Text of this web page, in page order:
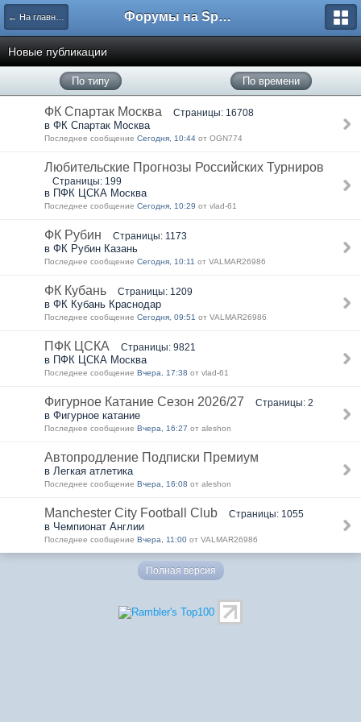
← На главную Форумы на Sportbox.ru
Новые публикации
По типу По времени
ФК Спартак Москва Страницы: 16708
в ФК Спартак Москва
Последнее сообщение Сегодня, 10:44 от OGN774
Любительские Прогнозы Российских Турниров
Страницы: 199
в ПФК ЦСКА Москва
Последнее сообщение Сегодня, 10:29 от vlad-61
ФК Рубин Страницы: 1173
в ФК Рубин Казань
Последнее сообщение Сегодня, 10:11 от VALMAR26986
ФК Кубань Страницы: 1209
в ФК Кубань Краснодар
Последнее сообщение Сегодня, 09:51 от VALMAR26986
ПФК ЦСКА Страницы: 9821
в ПФК ЦСКА Москва
Последнее сообщение Вчера, 17:38 от vlad-61
Фигурное Катание Сезон 2026/27 Страницы: 2
в Фигурное катание
Последнее сообщение Вчера, 16:27 от aleshon
Автопродление Подписки Премиум
в Легкая атлетика
Последнее сообщение Вчера, 16:08 от aleshon
Manchester City Football Club Страницы: 1055
в Чемпионат Англии
Последнее сообщение Вчера, 11:00 от VALMAR26986
Полная версия